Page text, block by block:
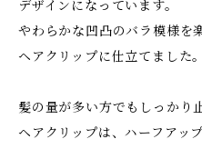
デザインになっています。
やわらかな凹凸のバラ模様を
ヘアクリップに仕立てました。
髪の量が多い方でもしっかり
ヘアクリップは、ハーフアッ